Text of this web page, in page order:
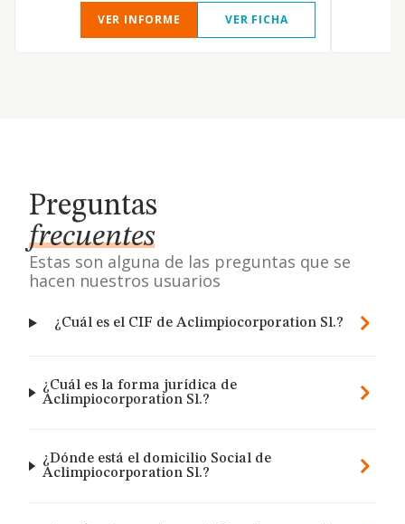
VER INFORME VER FICHA
Preguntas
frecuentes
Estas son alguna de las preguntas que se
hacen nuestros usuarios
¿Cuál es el CIF de Aclimpiocorporation Sl.?
¿Cuál es la forma jurídica de
Aclimpiocorporation Sl.?
¿Dónde está el domicilio Social de
Aclimpiocorporation Sl.?